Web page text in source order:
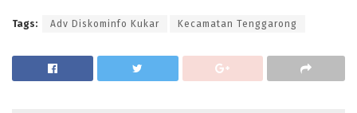
Tags: Adv Diskominfo Kukar Kecamatan Tenggarong